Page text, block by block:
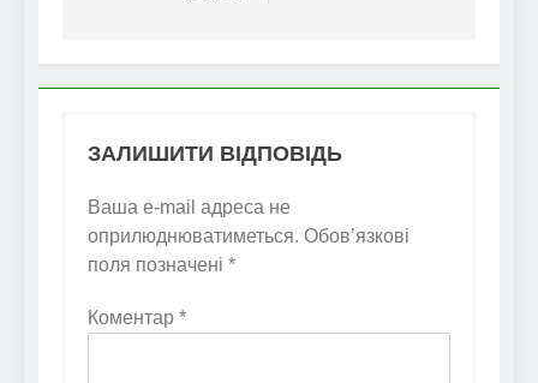
ЗАЛИШИТИ ВІДПОВІДЬ
Ваша e-mail адреса не
оприлюднюватиметься. Обов’язкові
поля позначені *
Коментар *